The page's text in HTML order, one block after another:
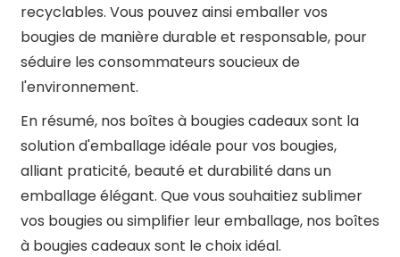
recyclables. Vous pouvez ainsi emballer vos
bougies de manière durable et responsable, pour
séduire les consommateurs soucieux de
l'environnement.
En résumé, nos boîtes à bougies cadeaux sont la
solution d'emballage idéale pour vos bougies,
alliant praticité, beauté et durabilité dans un
emballage élégant. Que vous souhaitiez sublimer
vos bougies ou simplifier leur emballage, nos boîtes
à bougies cadeaux sont le choix idéal.